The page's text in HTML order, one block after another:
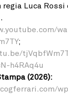
regia Luca Rossi
;
h4RAq4u
(2026):